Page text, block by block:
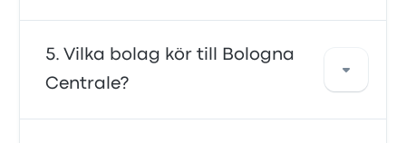
I allmänhet kostar en biljett mellan Bologna
Centrale och Chemnitz cirka 1 437 kr. Resan
erbjuds av FlixBus och tar ungefär 16h 43m.
Tänk på att priserna kan variera beroende på
Vilka bolag kör till Bologna
Centrale?